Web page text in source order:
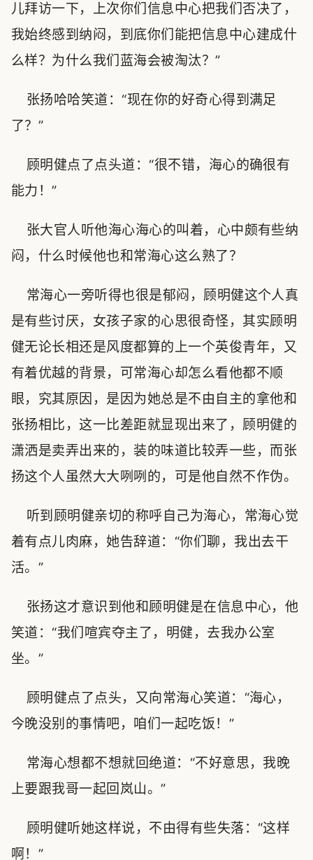
儿拜访一下，上次你们信息中心把我们否决了，
我始终感到纳闷，到底你们能把信息中心建成什
么样？为什么我们蓝海会被淘汰？”
张扬哈哈笑道：“现在你的好奇心得到满足
了？”
顾明健点了点头道：“很不错，海心的确很有
能力！”
张大官人听他海心海心的叫着，心中颇有些纳
闷，什么时候他也和常海心这么熟了？
常海心一旁听得也很是郁闷，顾明健这个人真
是有些讨厌，女孩子家的心思很奇怪，其实顾明
健无论长相还是风度都算的上一个英俊青年，又
有着优越的背景，可常海心却怎么看他都不顺
眼，究其原因，是因为她总是不由自主的拿他和
张扬相比，这一比差距就显现出来了，顾明健的
潇洒是卖弄出来的，装的味道比较弄一些，而张
扬这个人虽然大大咧咧的，可是他自然不作伪。
听到顾明健亲切的称呼自己为海心，常海心觉
着有点儿肉麻，她告辞道：“你们聊，我出去干
活。”
张扬这才意识到他和顾明健是在信息中心，他
笑道：“我们喧宾夺主了，明健，去我办公室
坐。”
顾明健点了点头，又向常海心笑道：“海心，
今晚没别的事情吧，咱们一起吃饭！”
常海心想都不想就回绝道：“不好意思，我晚
上要跟我哥一起回岚山。”
顾明健听她这样说，不由得有些失落：“这样
啊！”